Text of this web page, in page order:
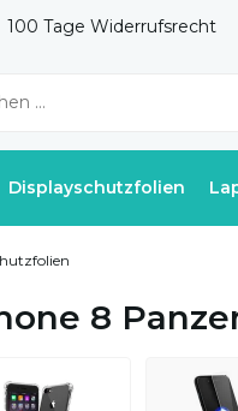
100 Tage Widerrufsrecht
Displayschutzfolien
8